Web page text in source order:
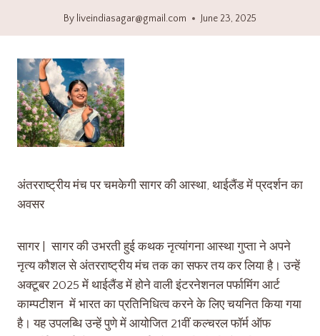
By liveindiasagar@gmail.com June 23, 2025
अंतरराष्ट्रीय मंच पर चमकेगी सागर की आस्था, थाईलैंड में प्रदर्शन का
अवसर
सागर | सागर की उभरती हुई कथक नृत्यांगना आस्था गुप्ता ने अपने
नृत्य कौशल से अंतरराष्ट्रीय मंच तक का सफर तय कर लिया है। उन्हें
अक्टूबर 2025 में थाईलैंड में होने वाली इंटरनेशनल पर्फामिंग आर्ट
काम्पटीशन में भारत का प्रतिनिधित्व करने के लिए चयनित किया गया
है। यह उपलब्धि उन्हें पुणे में आयोजित 21वीं कल्चरल फॉर्म ऑफ